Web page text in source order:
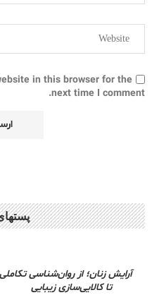
in this browser for the
next time I comment.
آرایش زنان؛ از روان‌شناسی تکاملی
تا کالایی‌سازی زیبایی